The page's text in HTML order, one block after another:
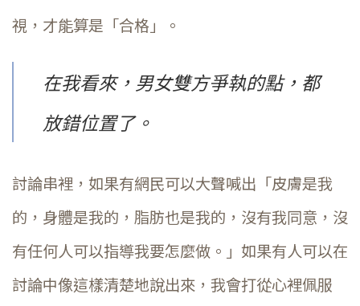
視，才能算是「合格」。
在我看來，男女雙方爭執的點，都
放錯位置了。
討論串裡，如果有網民可以大聲喊出「皮膚是我
的，身體是我的，脂肪也是我的，沒有我同意，沒
有任何人可以指導我要怎麼做。」如果有人可以在
討論中像這樣清楚地說出來，我會打從心裡佩服